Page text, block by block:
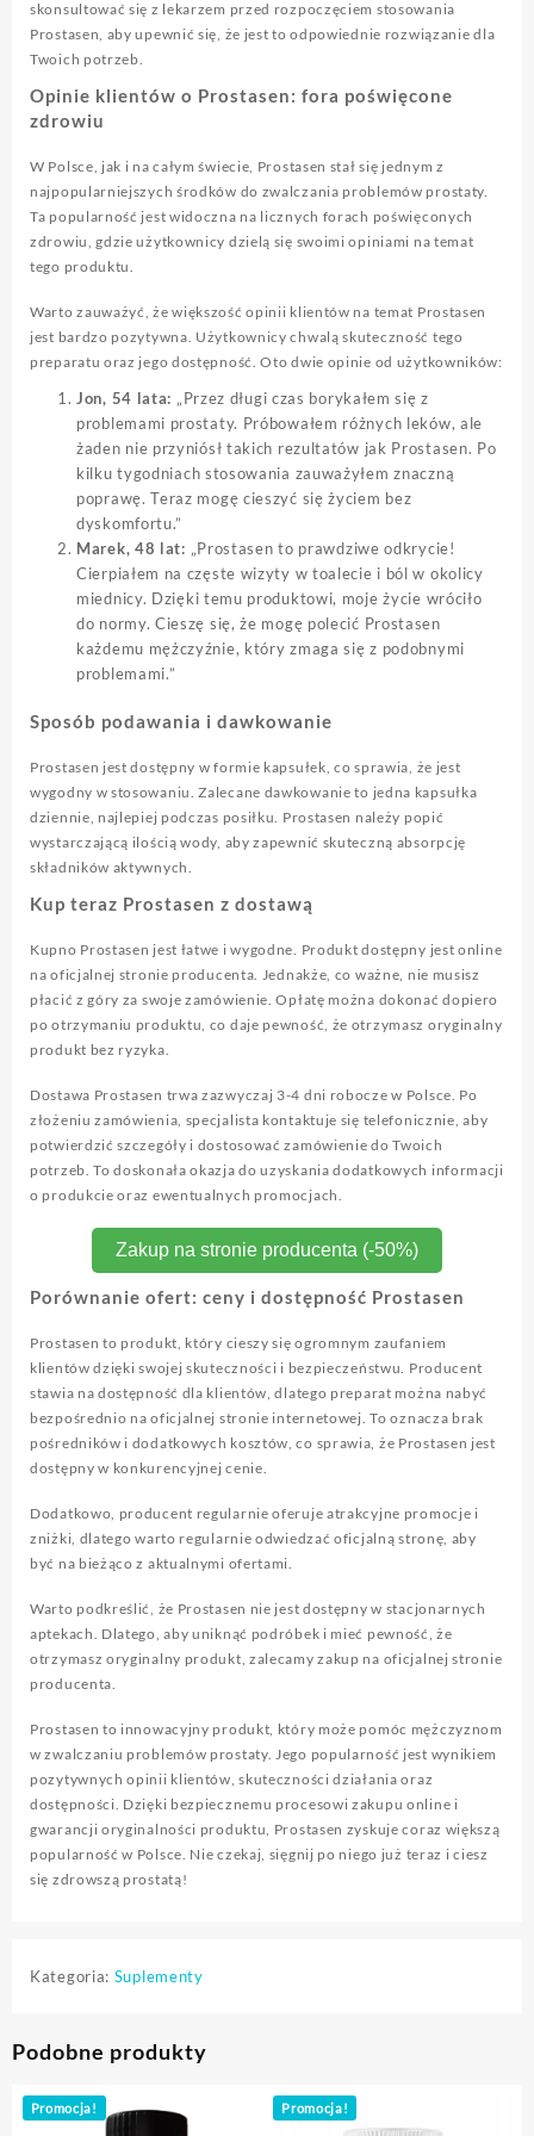
skonsultować się z lekarzem przed rozpoczęciem stosowania
Prostasen, aby upewnić się, że jest to odpowiednie rozwiązanie dla
Twoich potrzeb.
Opinie klientów o Prostasen: fora poświęcone
zdrowiu
W Polsce, jak i na całym świecie, Prostasen stał się jednym z
najpopularniejszych środków do zwalczania problemów prostaty.
Ta popularność jest widoczna na licznych forach poświęconych
zdrowiu, gdzie użytkownicy dzielą się swoimi opiniami na temat
tego produktu.
Warto zauważyć, że większość opinii klientów na temat Prostasen
jest bardzo pozytywna. Użytkownicy chwalą skuteczność tego
preparatu oraz jego dostępność. Oto dwie opinie od użytkowników:
Jon, 54 lata: „Przez długi czas borykałem się z
problemami prostaty. Próbowałem różnych leków, ale
żaden nie przyniósł takich rezultatów jak Prostasen. Po
kilku tygodniach stosowania zauważyłem znaczną
poprawę. Teraz mogę cieszyć się życiem bez
dyskomfortu.”
Marek, 48 lat: „Prostasen to prawdziwe odkrycie!
Cierpiałem na częste wizyty w toalecie i ból w okolicy
miednicy. Dzięki temu produktowi, moje życie wróciło
do normy. Cieszę się, że mogę polecić Prostasen
każdemu mężczyźnie, który zmaga się z podobnymi
problemami.”
Sposób podawania i dawkowanie
Prostasen jest dostępny w formie kapsułek, co sprawia, że jest
wygodny w stosowaniu. Zalecane dawkowanie to jedna kapsułka
dziennie, najlepiej podczas posiłku. Prostasen należy popić
wystarczającą ilością wody, aby zapewnić skuteczną absorpcję
składników aktywnych.
Kup teraz Prostasen z dostawą
Kupno Prostasen jest łatwe i wygodne. Produkt dostępny jest online
na oficjalnej stronie producenta. Jednakże, co ważne, nie musisz
płacić z góry za swoje zamówienie. Opłatę można dokonać dopiero
po otrzymaniu produktu, co daje pewność, że otrzymasz oryginalny
produkt bez ryzyka.
Dostawa Prostasen trwa zazwyczaj 3-4 dni robocze w Polsce. Po
złożeniu zamówienia, specjalista kontaktuje się telefonicznie, aby
potwierdzić szczegóły i dostosować zamówienie do Twoich
potrzeb. To doskonała okazja do uzyskania dodatkowych informacji
o produkcie oraz ewentualnych promocjach.
Zakup na stronie producenta (-50%)
Porównanie ofert: ceny i dostępność Prostasen
Prostasen to produkt, który cieszy się ogromnym zaufaniem
klientów dzięki swojej skuteczności i bezpieczeństwu. Producent
stawia na dostępność dla klientów, dlatego preparat można nabyć
bezpośrednio na oficjalnej stronie internetowej. To oznacza brak
pośredników i dodatkowych kosztów, co sprawia, że Prostasen jest
dostępny w konkurencyjnej cenie.
Dodatkowo, producent regularnie oferuje atrakcyjne promocje i
zniżki, dlatego warto regularnie odwiedzać oficjalną stronę, aby
być na bieżąco z aktualnymi ofertami.
Warto podkreślić, że Prostasen nie jest dostępny w stacjonarnych
aptekach. Dlatego, aby uniknąć podróbek i mieć pewność, że
otrzymasz oryginalny produkt, zalecamy zakup na oficjalnej stronie
producenta.
Prostasen to innowacyjny produkt, który może pomóc mężczyznom
w zwalczaniu problemów prostaty. Jego popularność jest wynikiem
pozytywnych opinii klientów, skuteczności działania oraz
dostępności. Dzięki bezpiecznemu procesowi zakupu online i
gwarancji oryginalności produktu, Prostasen zyskuje coraz większą
popularność w Polsce. Nie czekaj, sięgnij po niego już teraz i ciesz
się zdrowszą prostatą!
Kategoria: Suplementy
Podobne produkty
Promocja! Promocja!